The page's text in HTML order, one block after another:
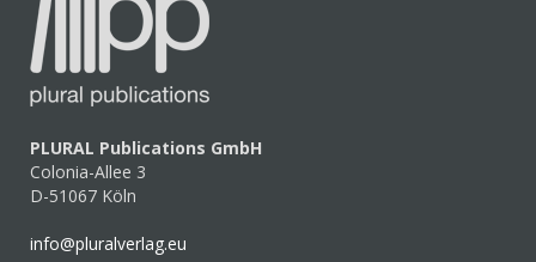
PLURAL Publications GmbH
Colonia-Allee 3
D-51067 Köln
info@pluralverlag.eu